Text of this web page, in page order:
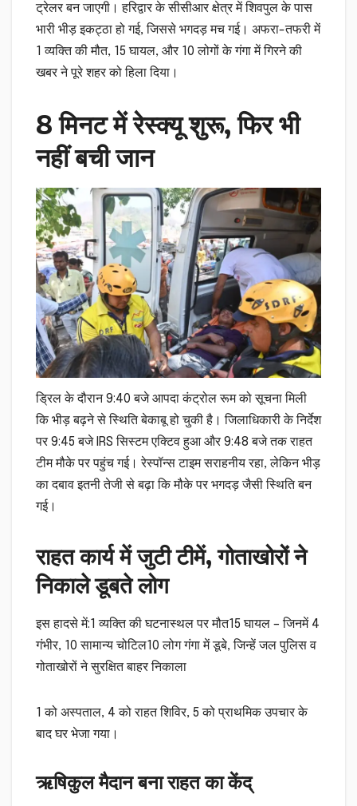
ट्रेलर बन जाएगी। हरिद्वार के सीसीआर क्षेत्र में शिवपुल के पास
भारी भीड़ इकट्ठा हो गई, जिससे भगदड़ मच गई। अफरा-तफरी में
1 व्यक्ति की मौत, 15 घायल, और 10 लोगों के गंगा में गिरने की
खबर ने पूरे शहर को हिला दिया।
8 मिनट में रेस्क्यू शुरू, फिर भी
नहीं बची जान
ड्रिल के दौरान 9:40 बजे आपदा कंट्रोल रूम को सूचना मिली
कि भीड़ बढ़ने से स्थिति बेकाबू हो चुकी है। जिलाधिकारी के निर्देश
पर 9:45 बजे IRS सिस्टम एक्टिव हुआ और 9:48 बजे तक राहत
टीम मौके पर पहुंच गई। रेस्पॉन्स टाइम सराहनीय रहा, लेकिन भीड़
का दबाव इतनी तेजी से बढ़ा कि मौके पर भगदड़ जैसी स्थिति बन
गई।
राहत कार्य में जुटी टीमें, गोताखोरों ने
निकाले डूबते लोग
इस हादसे में:1 व्यक्ति की घटनास्थल पर मौत15 घायल – जिनमें 4
गंभीर, 10 सामान्य चोटिल10 लोग गंगा में डूबे, जिन्हें जल पुलिस व
गोताखोरों ने सुरक्षित बाहर निकाला
1 को अस्पताल, 4 को राहत शिविर, 5 को प्राथमिक उपचार के
बाद घर भेजा गया।
ऋषिकुल मैदान बना राहत का केंद्